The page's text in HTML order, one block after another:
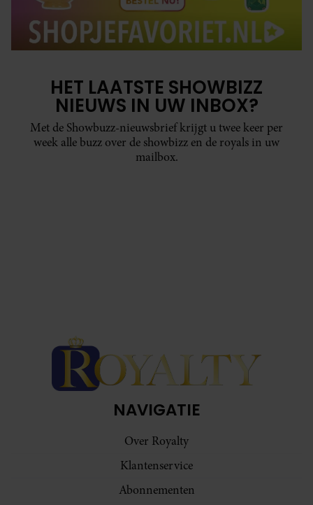
HET LAATSTE SHOWBIZZ
NIEUWS IN UW INBOX?
Met de Showbuzz-nieuwsbrief krijgt u twee keer per
week alle buzz over de showbizz en de royals in uw
mailbox.
NAVIGATIE
Over Royalty
Klantenservice
Abonnementen